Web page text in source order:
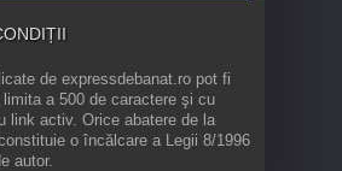
de expressdebanat.ro pot fi
limita a 500 de caractere şi cu
link activ. Orice abatere de la
o încălcare a Legii 8/1996
autor.